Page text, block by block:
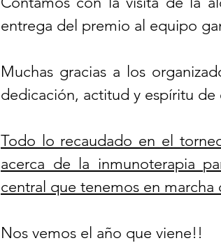
entrega del premio al equipo
Muchas gracias a los
dedicación, actitud y espíritu de
Todo lo recaudado en el
acerca de la inmunoterapia
central que tenemos en marcha
Nos vemos el año que viene!!